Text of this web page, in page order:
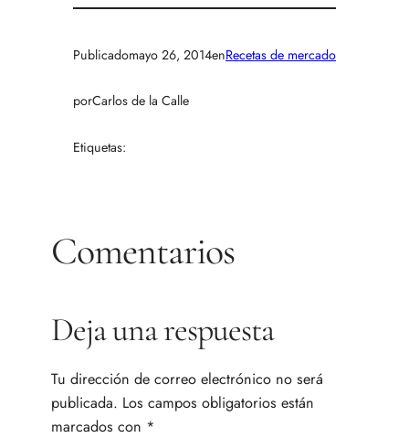
Publicadomayo 26, 2014enRecetas de mercado
porCarlos de la Calle
Etiquetas:
Comentarios
Deja una respuesta
Tu dirección de correo electrónico no será
publicada. Los campos obligatorios están
marcados con *